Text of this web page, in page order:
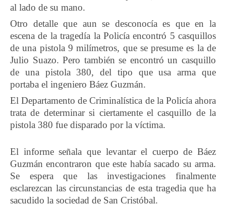
al lado de su mano.
Otro detalle que aun se desconocía es que en la
escena de la tragedía la Policía encontró 5 casquillos
de una pistola 9 milímetros, que se presume es la de
Julio Suazo. Pero también se encontró un casquillo
de una pistola 380, del tipo que usa arma que
portaba el ingeniero Báez Guzmán.
El Departamento de Criminalística de la Policía ahora
trata de determinar si ciertamente el casquillo de la
pistola 380 fue disparado por la víctima.
El informe señala que levantar el cuerpo de Báez
Guzmán encontraron que este había sacado su arma.
Se espera que las investigaciones finalmente
esclarezcan las circunstancias de esta tragedia que ha
sacudido la sociedad de San Cristóbal.